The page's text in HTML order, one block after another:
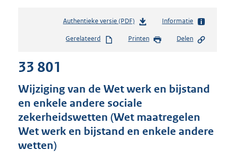
Authentieke versie (PDF)b
s
s
g
o
Informatie
Gerelateerd Printen Delen
33 801
Wijziging van de Wet werk en bijstand
en enkele andere sociale
zekerheidswetten (Wet maatregelen
Wet werk en bijstand en enkele andere
wetten)